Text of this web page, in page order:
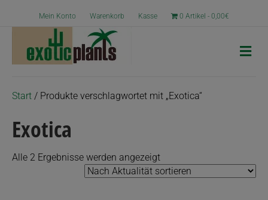
Mein Konto Warenkorb Kasse 0 Artikel 0,00€
N
a
Start / Produkte verschlagwortet mit „Exotica“
Exotica
Alle 2 Ergebnisse werden angezeigtNach
Aktualität